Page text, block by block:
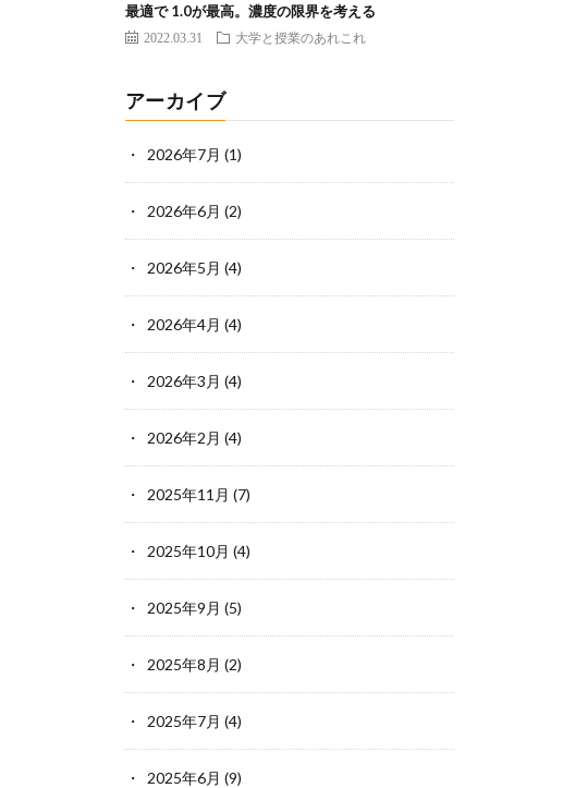
最適で 1.0が最高。濃度の限界を考える
2022.03.31 大学と授業のあれこれ
アーカイブ
2026年7月 (1)
2026年6月 (2)
2026年5月 (4)
2026年4月 (4)
2026年3月 (4)
2026年2月 (4)
2025年11月 (7)
2025年10月 (4)
2025年9月 (5)
2025年8月 (2)
2025年7月 (4)
2025年6月 (9)